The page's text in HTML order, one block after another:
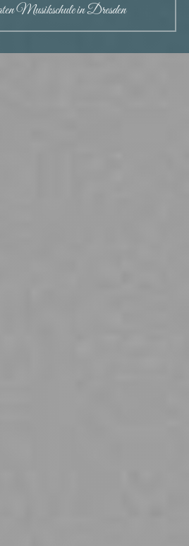
Musikschule in Dresden